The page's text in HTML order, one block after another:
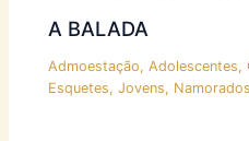
A BALADA
Admoestação,Adolescentes,
Esquetes,Jovens, Namorados